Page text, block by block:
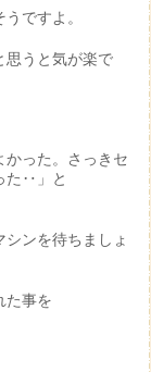
ですよ。
思うと気が楽で
かった。さっきセ
た‥」と
ンを待ちましょ
た事を